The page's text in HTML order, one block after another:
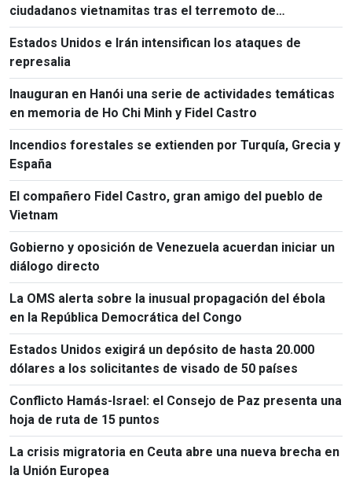
ciudadanos vietnamitas tras el terremoto de
Kumamoto
Estados Unidos e Irán intensifican los ataques de
represalia
Inauguran en Hanói una serie de actividades temáticas
en memoria de Ho Chi Minh y Fidel Castro
Incendios forestales se extienden por Turquía, Grecia y
España
El compañero Fidel Castro, gran amigo del pueblo de
Vietnam
Gobierno y oposición de Venezuela acuerdan iniciar un
diálogo directo
La OMS alerta sobre la inusual propagación del ébola
en la República Democrática del Congo
Estados Unidos exigirá un depósito de hasta 20.000
dólares a los solicitantes de visado de 50 países
Conflicto Hamás-Israel: el Consejo de Paz presenta una
hoja de ruta de 15 puntos
La crisis migratoria en Ceuta abre una nueva brecha en
la Unión Europea